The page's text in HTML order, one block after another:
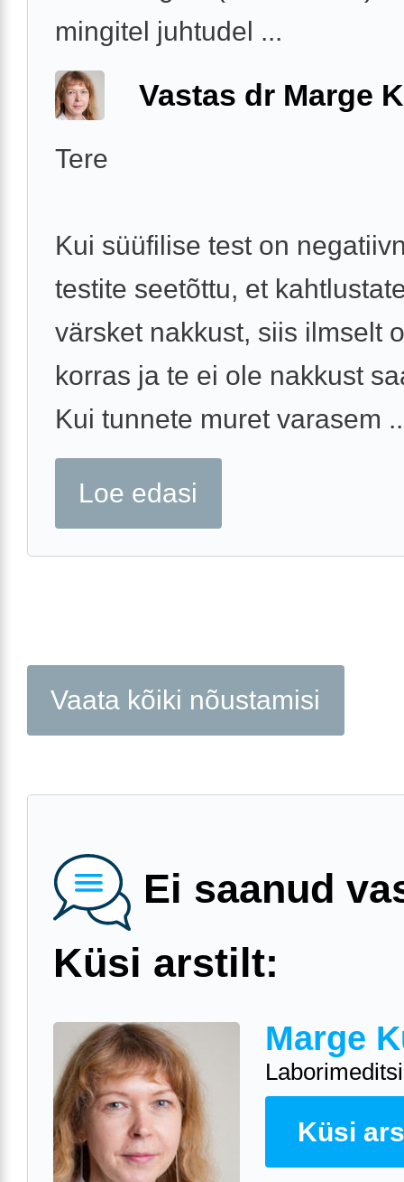
mingitel juhtudel ...
Vastas dr Marge
Tere
Kui süüfilise test on
testite seetõttu, et
värsket nakkust, siis ilmselt
korras ja te ei ole nakkust
Kui tunnete muret varasem
Loe edasi
Vaata kõiki nõustamisi
Ei saanud
Küsi arstilt:
Marge
Küsi